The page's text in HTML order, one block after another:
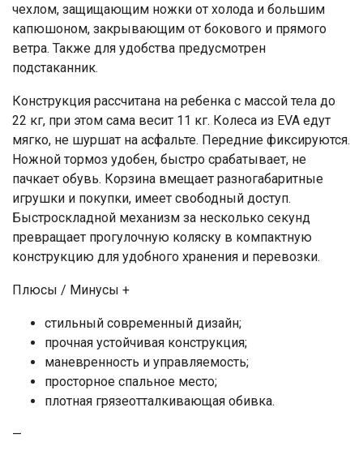
чехлом, защищающим ножки от холода и большим
капюшоном, закрывающим от бокового и прямого
ветра. Также для удобства предусмотрен
подстаканник.
Конструкция рассчитана на ребенка с массой тела до
22 кг, при этом сама весит 11 кг. Колеса из EVA едут
мягко, не шуршат на асфальте. Передние фиксируются.
Ножной тормоз удобен, быстро срабатывает, не
пачкает обувь. Корзина вмещает разногабаритные
игрушки и покупки, имеет свободный доступ.
Быстроскладной механизм за несколько секунд
превращает прогулочную коляску в компактную
конструкцию для удобного хранения и перевозки.
Плюсы / Минусы +
стильный современный дизайн;
прочная устойчивая конструкция;
маневренность и управляемость;
просторное спальное место;
плотная грязеотталкивающая обивка.
—